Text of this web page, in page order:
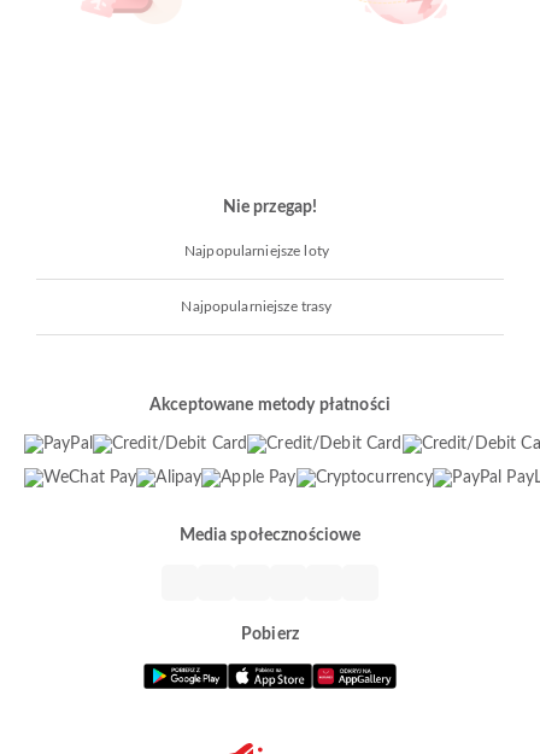
Nie przegap!
Najpopularniejsze loty
Najpopularniejsze trasy
Akceptowane metody płatności
Media społecznościowe
Pobierz